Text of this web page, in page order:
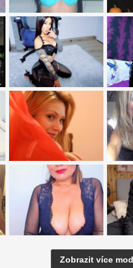
Zobrazit více